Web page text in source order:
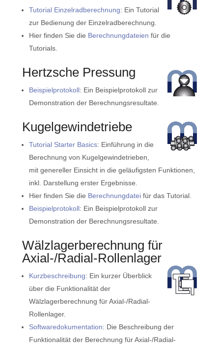
Tutorial Einzelradberechnung: Ein Tutorial
zur Bedienung der Einzelradberechnung.
Hier finden Sie die Berechnungdateien für die
Tutorials.
Hertzsche Pressung
Beispielprotokoll: Ein Beispielprotokoll zur
Demonstration der Berechnungsresultate.
Kugelgewindetriebe
Tutorial Starter Basics: Einführung in die
Berechnung von Kugelgewindetrieben,
mit genereller Einsicht in die geläufigsten Funktionen,
inkl. Darstellung erster Ergebnisse.
Hier finden Sie die Berechnungdatei für das Tutorial.
Beispielprotokoll: Ein Beispielprotokoll zur
Demonstration der Berechnungsresultate.
Wälzlagerberechnung für
Axial-/Radial-Rollenlager
Kurzbeschreibung: Ein kurzer Überblick
über die Funktionalität der
Wälzlagerberechnung für Axial-/Radial-
Rollenlager.
Softwaredokumentation: Die Beschreibung der
Funktionalität der Berechnung für Axial-/Radial-